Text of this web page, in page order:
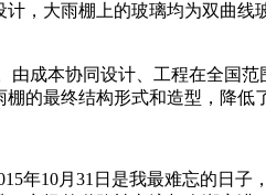
，大雨棚上的玻璃均为双曲线
成本协同设计、工程在全国
的最终结构形式和造型，降低
年10月31日是我最难忘的日子